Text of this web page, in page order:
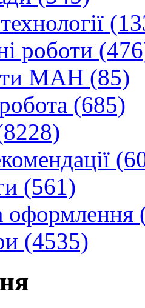
роботи
МАН (85)
(685)
(561)
оформлення
(4535)